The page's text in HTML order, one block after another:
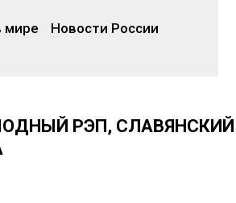
мире Новости России
РЭП, СЛАВЯНСКИЙ